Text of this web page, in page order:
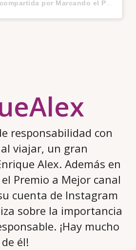
responsabilidad con
viajar, un gran
Alex. Además en
Premio a Mejor canal
cuenta de Instagram
sobre la importancia
¡Hay mucho
él!